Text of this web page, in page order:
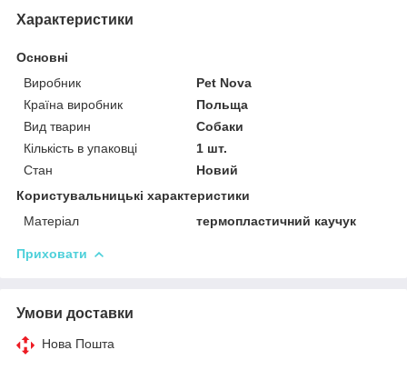
Характеристики
Основні
Виробник
Pet Nova
Країна виробник
Польща
Вид тварин
Собаки
Кількість в упаковці
1 шт.
Стан
Новий
Користувальницькі характеристики
Матеріал
термопластичний каучук
Приховати
Умови доставки
Нова Пошта